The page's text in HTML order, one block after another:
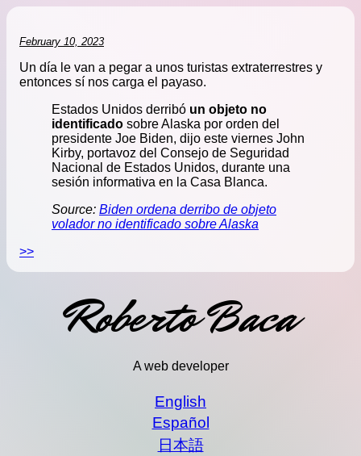
February 10, 2023
Un día le van a pegar a unos turistas extraterrestres y
entonces sí nos carga el payaso.
Estados Unidos derribó un objeto no
identificado sobre Alaska por orden del
presidente Joe Biden, dijo este viernes John
Kirby, portavoz del Consejo de Seguridad
Nacional de Estados Unidos, durante una
sesión informativa en la Casa Blanca.
Source: Biden ordena derribo de objeto
volador no identificado sobre Alaska
>>
Roberto Baca
A web developer
English
Español
日本語